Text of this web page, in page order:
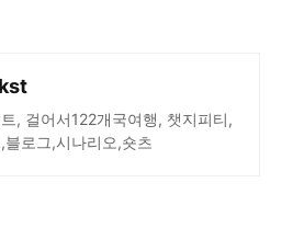
, 걸어서122개국여행, 챗지피티,
블로그,시나리오,숏츠